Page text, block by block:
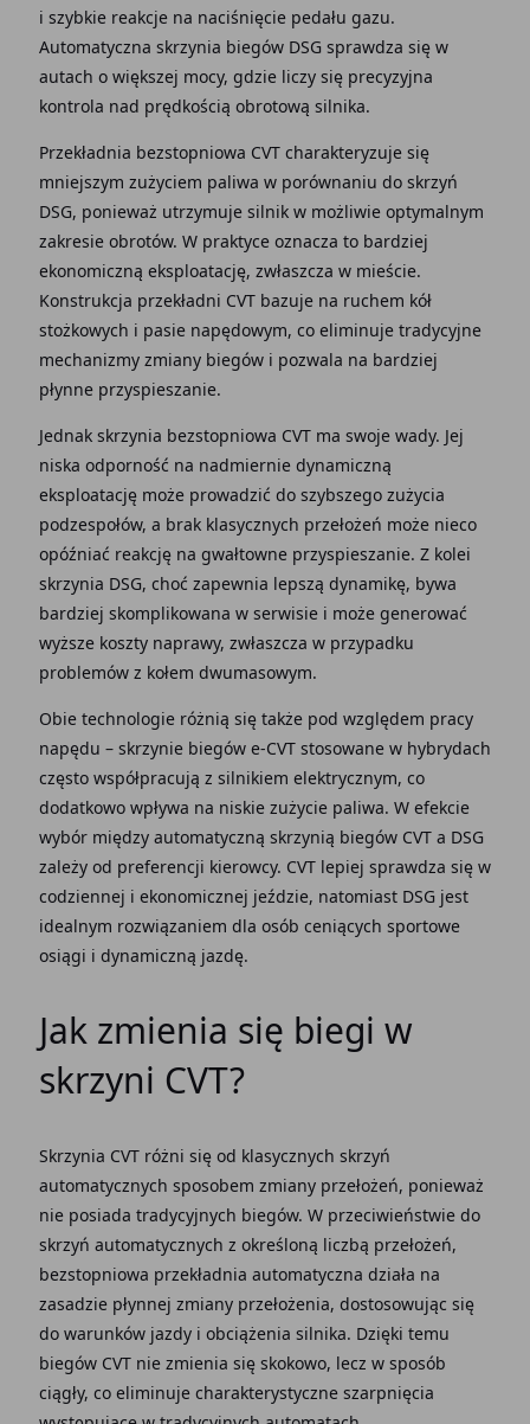
i szybkie reakcje na naciśnięcie pedału gazu.
Automatyczna skrzynia biegów DSG sprawdza się w
autach o większej mocy, gdzie liczy się precyzyjna
kontrola nad prędkością obrotową silnika.
Przekładnia bezstopniowa CVT charakteryzuje się
mniejszym zużyciem paliwa w porównaniu do skrzyń
DSG, ponieważ utrzymuje silnik w możliwie optymalnym
zakresie obrotów. W praktyce oznacza to bardziej
ekonomiczną eksploatację, zwłaszcza w mieście.
Konstrukcja przekładni CVT bazuje na ruchem kół
stożkowych i pasie napędowym, co eliminuje tradycyjne
mechanizmy zmiany biegów i pozwala na bardziej
płynne przyspieszanie.
Jednak skrzynia bezstopniowa CVT ma swoje wady. Jej
niska odporność na nadmiernie dynamiczną
eksploatację może prowadzić do szybszego zużycia
podzespołów, a brak klasycznych przełożeń może nieco
opóźniać reakcję na gwałtowne przyspieszanie. Z kolei
skrzynia DSG, choć zapewnia lepszą dynamikę, bywa
bardziej skomplikowana w serwisie i może generować
wyższe koszty naprawy, zwłaszcza w przypadku
problemów z kołem dwumasowym.
Obie technologie różnią się także pod względem pracy
napędu – skrzynie biegów e-CVT stosowane w hybrydach
często współpracują z silnikiem elektrycznym, co
dodatkowo wpływa na niskie zużycie paliwa. W efekcie
wybór między automatyczną skrzynią biegów CVT a DSG
zależy od preferencji kierowcy. CVT lepiej sprawdza się w
codziennej i ekonomicznej jeździe, natomiast DSG jest
idealnym rozwiązaniem dla osób ceniących sportowe
osiągi i dynamiczną jazdę.
Jak zmienia się biegi w
skrzyni CVT?
Skrzynia CVT różni się od klasycznych skrzyń
automatycznych sposobem zmiany przełożeń, ponieważ
nie posiada tradycyjnych biegów. W przeciwieństwie do
skrzyń automatycznych z określoną liczbą przełożeń,
bezstopniowa przekładnia automatyczna działa na
zasadzie płynnej zmiany przełożenia, dostosowując się
do warunków jazdy i obciążenia silnika. Dzięki temu
biegów CVT nie zmienia się skokowo, lecz w sposób
ciągły, co eliminuje charakterystyczne szarpnięcia